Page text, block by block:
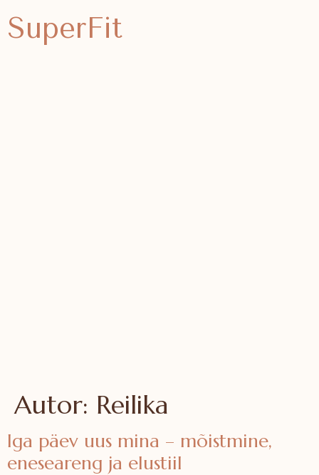
SuperFit
Autor: Reilika
Iga päev uus mina – mõistmine,
eneseareng ja elustiil